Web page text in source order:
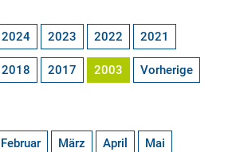
2024 2023 2022 2021
2018 2017 2003 Vorherige
Februar März April Mai